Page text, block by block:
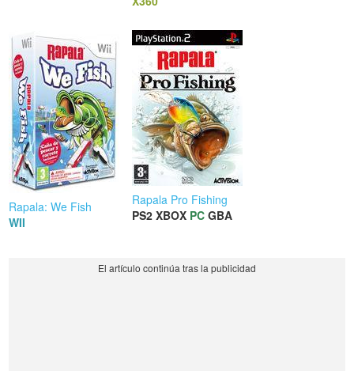
Rapala: We Fish
WII
Rapala Pro Fishing
PS2 XBOX PC GBA